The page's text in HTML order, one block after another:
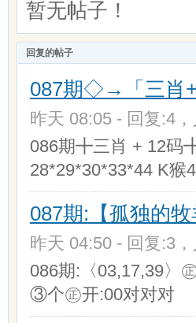
暂无帖子！
回复的帖子
087期◇→「三肖
昨天 08:05 - 回复:4
086期╋三肖 + 12码
28*29*30*33*44 K猴
087期:【孤独的
昨天 04:50 - 回复:3
086期:〈03,17,39〉
③个㊣开:00对对对